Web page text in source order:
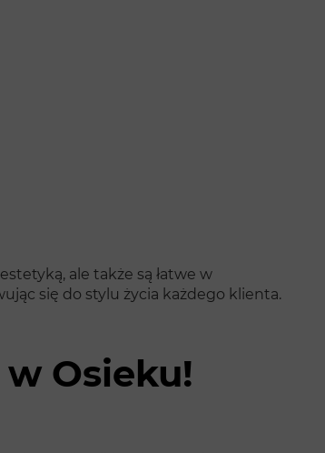
ale także są łatwe w
się do stylu życia każdego klienta.
Osieku!